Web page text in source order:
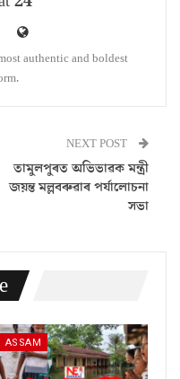
authentic and boldest
NEXT POST
তামুলপুৰত অভিভাৱক মন্ত্ৰী
জয়ন্ত মল্লবৰুৱাৰ পৰ্যালোচনা
সভা
ASSAM